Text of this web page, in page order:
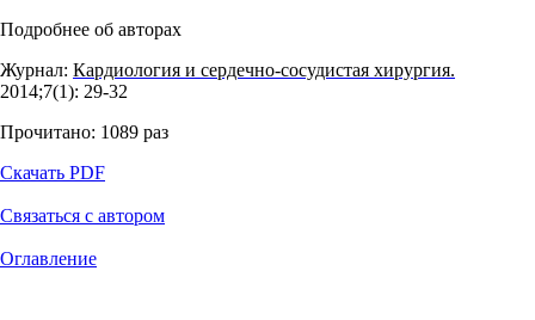
Подробнее об авторах
Журнал: Кардиология и сердечно-сосудистая хирургия.
2014;7(1): 29‑32
Прочитано: 1089 раз
Скачать PDF
Связаться с автором
Оглавление